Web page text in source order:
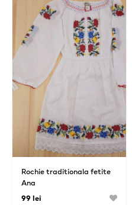
Rochie traditionala fetite
Ana
99 lei